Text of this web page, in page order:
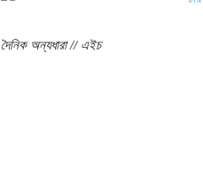
দৈনিক অন্যধারা // এইচ